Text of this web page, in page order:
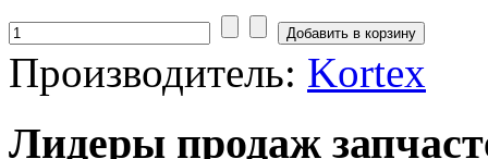
Производитель: Kortex
Лидеры продаж